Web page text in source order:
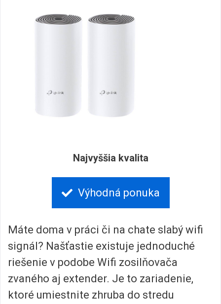
Najvyššia kvalita
Výhodná ponuka
Máte doma v práci či na chate slabý wifi
signál? Našťastie existuje jednoduché
riešenie v podobe Wifi zosilňovača
zvaného aj extender. Je to zariadenie,
ktoré umiestnite zhruba do stredu